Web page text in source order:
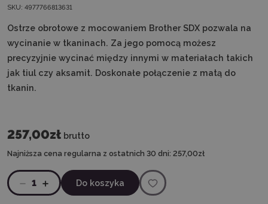
SKU: 4977766813631
Ostrze obrotowe z mocowaniem Brother SDX pozwala na
wycinanie w tkaninach. Za jego pomocą możesz
precyzyjnie wycinać między innymi w materiałach takich
jak tiul czy aksamit. Doskonałe połączenie z matą do
tkanin.
257,00zł brutto
Najniższa cena regularna z ostatnich 30 dni: 257,00zł
1 Do koszyka